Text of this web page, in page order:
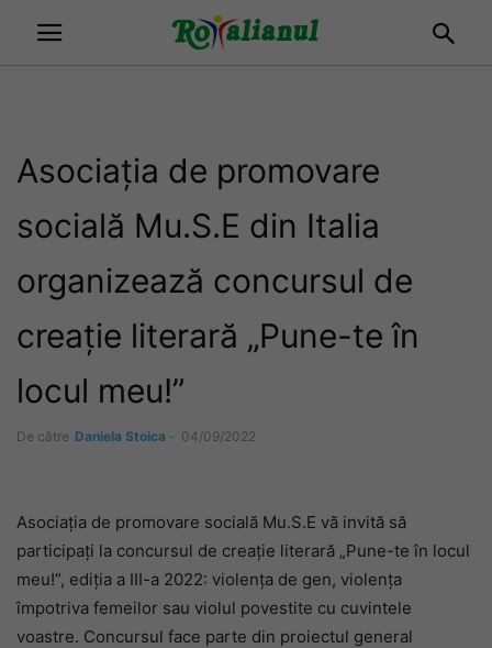
Asociația de promovare
socială Mu.S.E din Italia
organizează concursul de
creație literară „Pune-te în
locul meu!”
De către Daniela Stoica - 04/09/2022
Asociația de promovare socială Mu.S.E vă invită să
participați la concursul de creație literară „Pune-te în locul
meu!”, ediția a III-a 2022: violența de gen, violența
împotriva femeilor sau violul povestite cu cuvintele
voastre. Concursul face parte din proiectul general